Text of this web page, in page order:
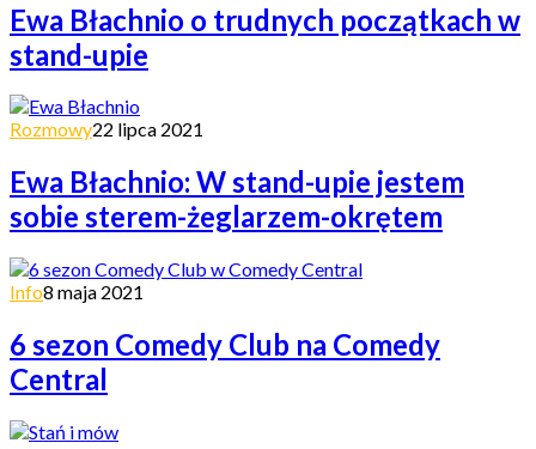
Ewa Błachnio o trudnych początkach w
stand-upie
Rozmowy22 lipca 2021
Ewa Błachnio: W stand-upie jestem
sobie sterem-żeglarzem-okrętem
Info8 maja 2021
6 sezon Comedy Club na Comedy
Central